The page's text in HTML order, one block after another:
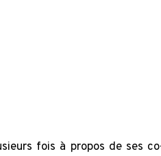
fois à propos de ses